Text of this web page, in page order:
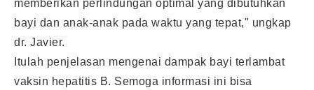
memberikan perlindungan optimal yang dibutuhkan
bayi dan anak-anak pada waktu yang tepat," ungkap
dr. Javier.
Itulah penjelasan mengenai dampak bayi terlambat
vaksin hepatitis B. Semoga informasi ini bisa